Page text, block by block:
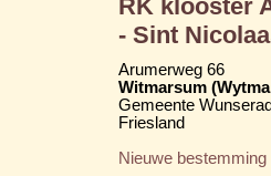
RK klooster
- Sint
Arumerweg 66
Witmarsum
Gemeente
Friesland
Nieuwe bestemming